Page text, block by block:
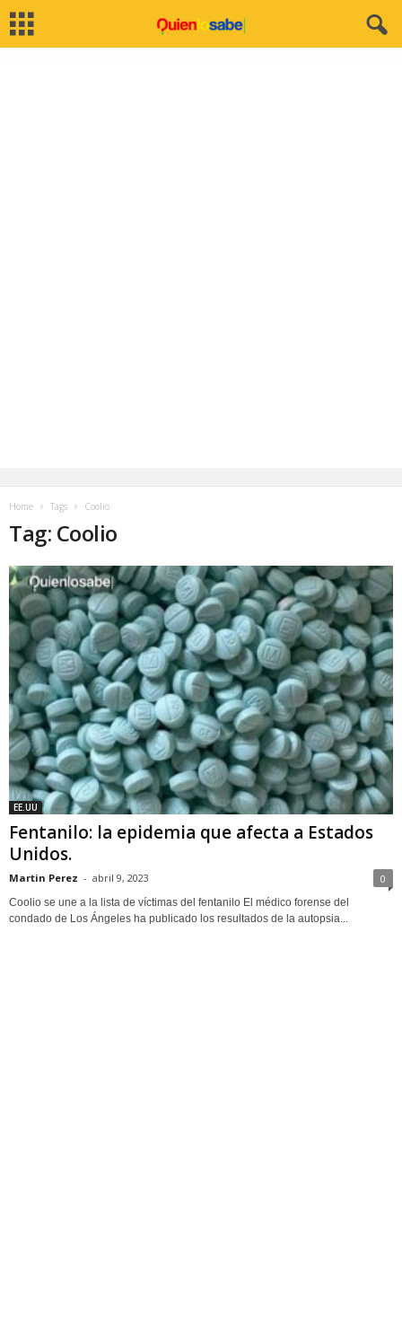
Home Tags Coolio
Tag: Coolio
EE.UU
Fentanilo: la epidemia que afecta a Estados
Unidos.
Martin Perez - abril 9, 2023 0
Coolio se une a la lista de víctimas del fentanilo El médico forense del
condado de Los Ángeles ha publicado los resultados de la autopsia...